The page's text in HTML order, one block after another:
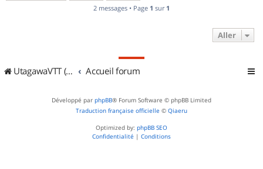
2 messages • Page 1 sur 1
Aller
UtagawaVTT (Randos VTT et VTTAE avec traces GPS) Accueil forum
Développé par phpBB® Forum Software © phpBB Limited
Traduction française officielle © Qiaeru
Optimized by: phpBB SEO
Confidentialité | Conditions